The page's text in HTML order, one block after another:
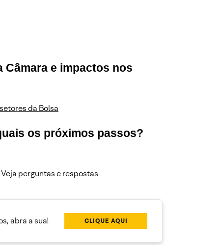
e impactos nos
da Bolsa
os próximos passos?
perguntas e respostas
abra a sua! CLIQUE AQUI